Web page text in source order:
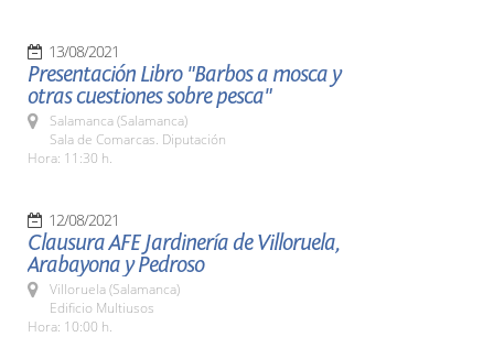
13/08/2021
Presentación Libro "Barbos a mosca y
otras cuestiones sobre pesca"
Salamanca (Salamanca)
Sala de Comarcas. Diputación
Hora: 11:30 h.
12/08/2021
Clausura AFE Jardinería de Villoruela,
Arabayona y Pedroso
Villoruela (Salamanca)
Edificio Multiusos
Hora: 10:00 h.